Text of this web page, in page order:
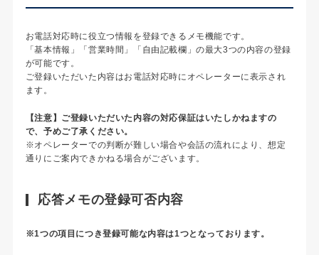
お電話対応時に役立つ情報を登録できるメモ機能です。
「基本情報」「営業時間」「自由記載欄」の最大3つの内容の登録
が可能です。
ご登録いただいた内容はお電話対応時にオペレーターに表示され
ます。
【注意】ご登録いただいた内容の対応保証はいたしかねますの
で、予めご了承ください。
※オペレーターでの判断が難しい場合や会話の流れにより、想定
通りにご案内できかねる場合がございます。
応答メモの登録可否内容
※1つの項目につき登録可能な内容は1つとなっております。